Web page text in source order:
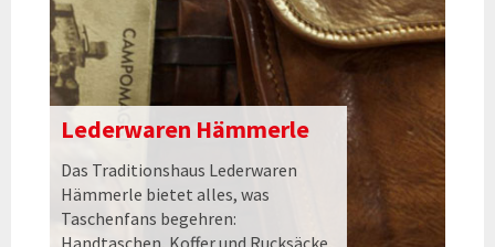
Lederwaren Hämmerle
Das Traditionshaus Lederwaren
Hämmerle bietet alles, was
Taschenfans begehren:
Handtaschen, Koffer und Rucksäcke,